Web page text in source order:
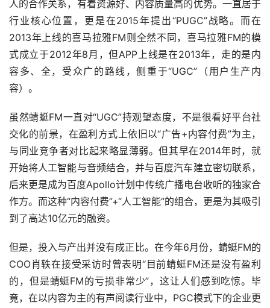
人的合作关系，有着资源好、内容质量高的优势。一直居于
行业核心位置，更是在2015年提出“PUGC”战略。而在
2013年上线的喜马拉雅FM则全然不同，喜马拉雅FM的模
式成立于2012年8月，但APP上线是在2013年，走的是内
容多、全，受众广的路线，侧重于“UGC”（用户生产内
容）。
虽然蜻蜓FM一直对“UGC”持观望态度，不是很看好平台社
交化的前景，在盈利方式上依旧以“广告+内容付费”为主，
与同业竞争者对比起来略显薄弱。但其早在2014年时，就
开始将人工智能与音频结合，并与百度汽车建立密切联系，
后来更是成为百度Apollo计划中传统广播电台收听的独家合
作方。而这种“内容付费”+“人工智能”的组合，更是为其吸引
到了高达10亿元的融资。
但是，投入与产出并没有成正比。在今年6月份，蜻蜓FM的
COO肖轶在接受采访时曾表明“目前蜻蜓FM还是没有盈利
的，但是蜻蜓FM的亏损非常少”，这让人们感到吃惊。毕
竟，在以内容为主的有声阅读行业中，PGC模式下的企业更